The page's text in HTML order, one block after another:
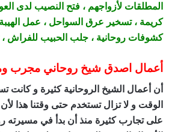
المطلقات لأزواجهم ، فتح النصيب لدى
كريمة ، تسخير عرق السواحل ، عمل الهيبة
كشوفات روحانية ، جلب الحبيب للفراش ،
أعمال اصدق شيخ روحاني مجرب
أن أعمال الشيخ الروحانية كثيرة و كانت
الوقت و لا تزال تستخدم حتى وقتنا هذا
على تجارب كثيرة منذ أن بدأ في مسيرته